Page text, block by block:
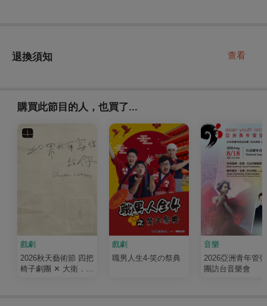
退換須知 查看
購買此節目的人，也買了...
戲劇
2026秋天藝術節 四把
椅子劇團 ✕ 大衛．吉
戲劇
職男人生4-笑の祭典
音樂
2026亞洲青年管
團訪台音樂會